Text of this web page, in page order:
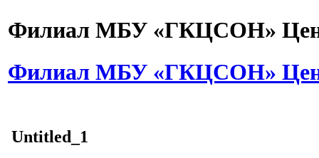
Филиал МБУ «ГКЦСОН»
Филиал МБУ «ГКЦСОН»
Untitled_1